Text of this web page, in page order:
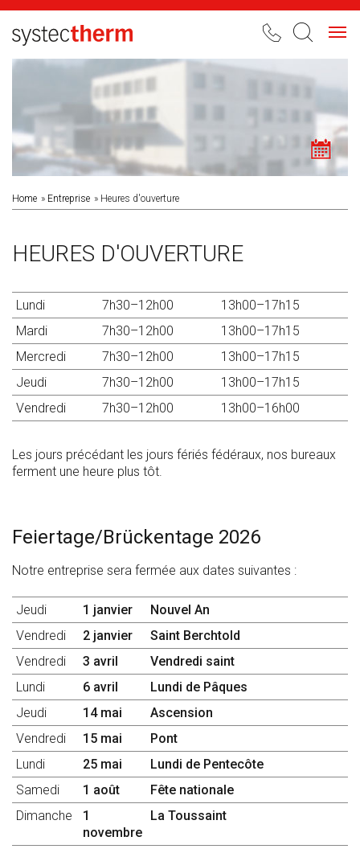
Home Entreprise Heures d'ouverture
HEURES D'OUVERTURE
Lundi 7h30–12h00
13h00–17h15
Mardi
7h30–12h00
13h00–17h15
Mercredi
7h30–12h00
13h00–17h15
Jeudi
7h30–12h00
13h00–17h15
Vendredi
7h30–12h00 13h00–16h00
Les jours précédant les jours fériés fédéraux, nos bureaux
ferment une heure plus tôt.
Feiertage/Brückentage 2026
Notre entreprise sera fermée aux dates suivantes :
Jeudi 1 janvier
Nouvel An
Vendredi
2 janvier
Saint Berchtold
Vendredi
3 avril
Vendredi saint
Lundi
6 avril
Lundi de Pâques
Jeudi
14 mai
Ascension
Vendredi
15 mai
Pont
Lundi
25 mai
Lundi de Pentecôte
Samedi
1 août
Fête nationale
Dimanche
1
novembre
La Toussaint